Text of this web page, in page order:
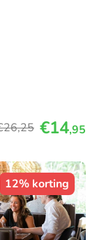
,25 €14,95
12% korting